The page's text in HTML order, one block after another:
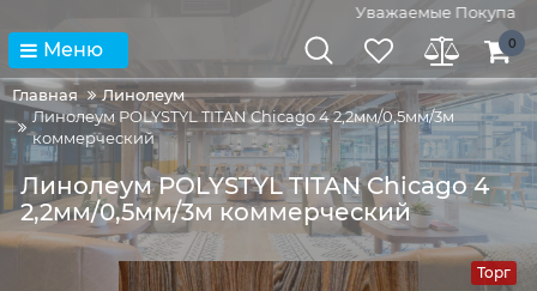
Уважаемые
Меню 0
Главная
Линолеум
Линолеум POLYSTYL TITAN Chicago 4 2,2мм/0,5мм/3м
коммерческий
Линолеум POLYSTYL TITAN Chicago 4
2,2мм/0,5мм/3м коммерческий
Торг